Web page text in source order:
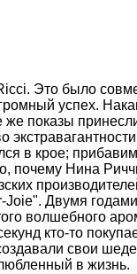
Это было
успех.
показы
в крое;
почему Нина
Двумя
волшебного
кто-то
свои
в жизнь.